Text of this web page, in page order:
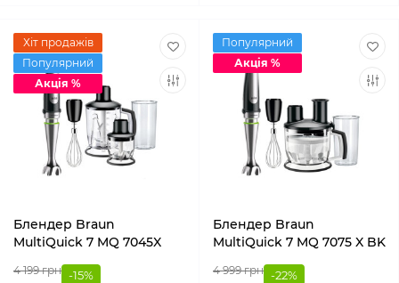
Хіт продажів
Популярний
Акція %
Блендер Braun
MultiQuick 7 MQ 7045X
4 199 грн -15%
Популярний
Акція %
Блендер Braun
MultiQuick 7 MQ 7075 X BK
4 999 грн -22%